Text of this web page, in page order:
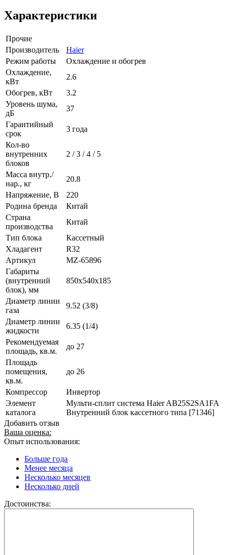
Характеристики
Прочие
Производитель
Haier
Режим работы
Охлаждение и обогрев
Охлаждение,
кВт
2.6
Обогрев, кВт
3.2
Уровень шума,
дБ
37
Гарантийный
срок
3 года
Кол-во
внутренних
блоков
2 / 3 / 4 / 5
Масса внутр./
нар., кг
20.8
Напряжение, В
220
Родина бренда
Китай
Страна
производства
Китай
Тип блока
Кассетный
Хладагент
R32
Артикул
MZ-65896
Габариты
(внутренний
блок), мм
850x540x185
Диаметр линии
газа
9.52 (3/8)
Диаметр линии
жидкости
6.35 (1/4)
Рекомендуемая
площадь, кв.м.
до 27
Площадь
помещения,
кв.м.
до 26
Компрессор
Инвертор
Элемент
каталога
Мульти-сплит система Haier AB25S2SA1FA
Внутренний блок кассетного типа [71346]
Добавить отзыв
Ваша оценка:
Опыт использования:
Больше года
Менее месяца
Несколько месяцев
Несколько дней
Достоинства: